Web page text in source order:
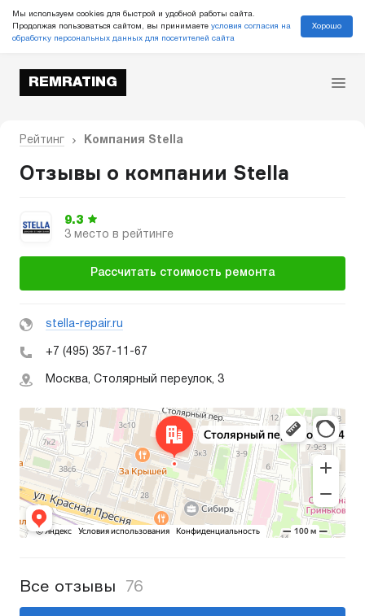
Мы используем cookies для быстрой и удобной работы сайта.
Продолжая пользоваться сайтом, вы принимаете условия согласия на
обработку персональных данных для посетителей сайта
Хорошо
REMRATING
Рейтинг Компания Stella
Отзывы о компании Stella
9.3
3 место в рейтинге
Рассчитать стоимость ремонта
stella-repair.ru
+7 (495) 357-11-67
Москва, Столярный переулок, 3
Все отзывы 76